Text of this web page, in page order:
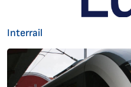
Interrail